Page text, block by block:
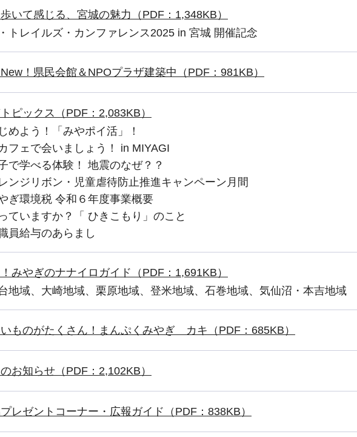
いて感じる、宮城の魅力（PDF：1,348KB）
イルズ・カンファレンス2025 in 宮城 開催記念
！県民会館＆NPOプラザ建築中（PDF：981KB）
ピックス（PDF：2,083KB）
よう！「みやポイ活」！
ェで会いましょう！ in MIYAGI
学べる体験！ 地震のなぜ？？
ジリボン・児童虐待防止推進キャンペーン月間
環境税 令和６年度事業概要
いますか？「 ひきこもり」のこと
員給与のあらまし
みやぎのナナイロガイド（PDF：1,691KB）
地域、大崎地域、栗原地域、登米地域、石巻地域、気仙沼・本吉地域
ものがたくさん！まんぷくみやぎ カキ（PDF：685KB）
お知らせ（PDF：2,102KB）
レゼントコーナー・広報ガイド（PDF：838KB）